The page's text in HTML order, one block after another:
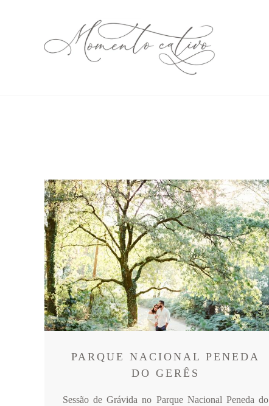
PARQUE NACIONAL PENEDA
DO GERÊS
Sessão de Grávida no Parque Nacional Peneda do